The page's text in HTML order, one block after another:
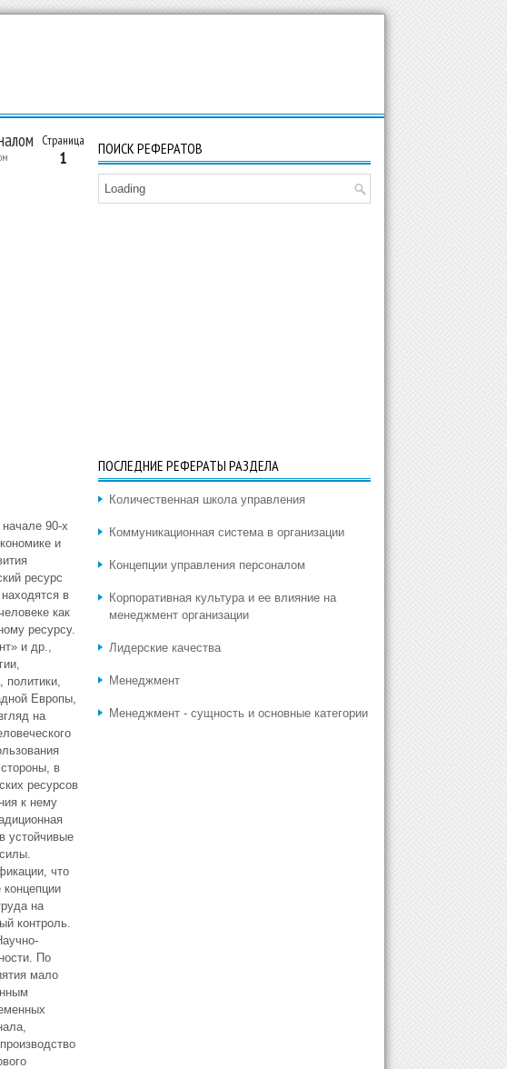
Страница
1
90-х
и
ресурс
в
как
ресурсу.
и др.,
политики,
Европы,
на
в
ресурсов
к нему
устойчивые
что
на
контроль.
По
мало
ПОИСК РЕФЕРАТОВ
Loading
ПОСЛЕДНИЕ РЕФЕРАТЫ РАЗДЕЛА
Количественная школа управления
Коммуникационная система в организации
Концепции управления персоналом
Корпоративная культура и ее влияние на
менеджмент организации
Лидерские качества
Менеджмент
Менеджмент - сущность и основные категории